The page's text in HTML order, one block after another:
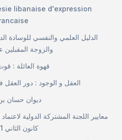
libanaise d'expression
الدليل العلمي والنفسي للوسادة
والزوجة المقبلين
قهوة العائلة :
العقل و الوجود : دور
ديوان حسان
معايير اللجنة المشتركة الدولية
كانون الثاني 2011)